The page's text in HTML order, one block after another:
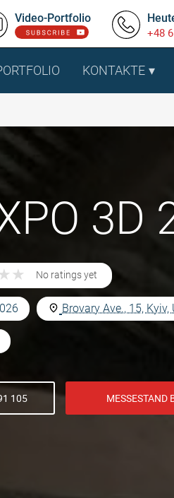
Video-Portfolio
+48
KONTAKTE
3D
★
★ No ratings yet
Brovary Ave., 15,
105 MESSESTAND